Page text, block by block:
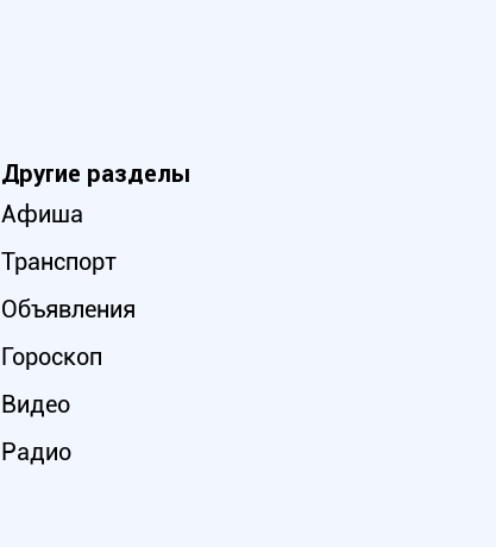
Другие разделы
Афиша
Транспорт
Объявления
Гороскоп
Видео
Радио